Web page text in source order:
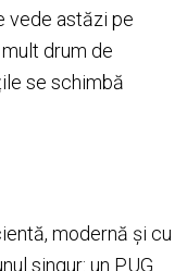
vede astăzi pe
drum de
se schimbă
modernă și cu
singur: un PUG